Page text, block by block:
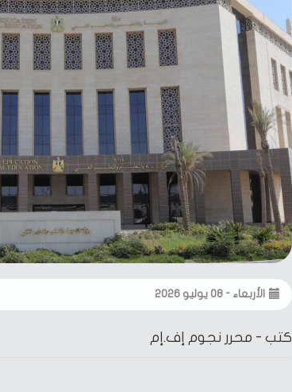
الأربعاء - ٠٨ يوليو ٢٠٢٦
كتب - محرر نجوم إف.إم